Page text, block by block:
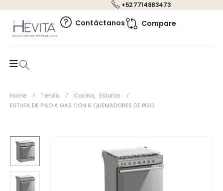
+52 7714883473
Contáctanos Compare
Home Tienda Cocina, Estufas
ESTUFA DE PISO A GAS CON 6 QUEMADORES DE PISO